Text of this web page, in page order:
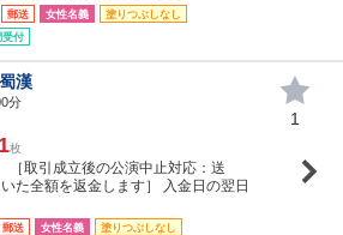
郵送 女性名義
塗りつぶしなし
受付
漢
分
1枚
取引成立後の公演中止対応：送
た全額を返金します］ 入金日の翌日
郵送 女性名義
塗りつぶしなし
1